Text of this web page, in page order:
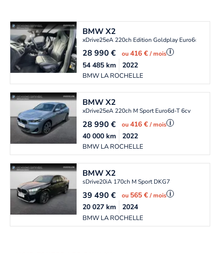
BMWX2
xDrive25eA 220ch Edition Goldplay Euro6d-T 6cv
28 990€ ou416 €/ mois i
BMW LA ROCHELLE
54 485km 2022
BMWX2
xDrive25eA 220ch M Sport Euro6d-T 6cv
28 990€ ou416 €/ mois i
BMW LA ROCHELLE
40 000km 2022
BMWX2
sDrive20iA 170ch M Sport DKG7
39 490€ ou 565 €/ mois i
BMW LA ROCHELLE
20 027km 2024